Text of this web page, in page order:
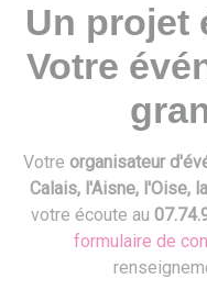
Un projet
Votre
Votre organisateur
Calais, l'Aisne, l'Oise,
votre écoute au
formulaire de